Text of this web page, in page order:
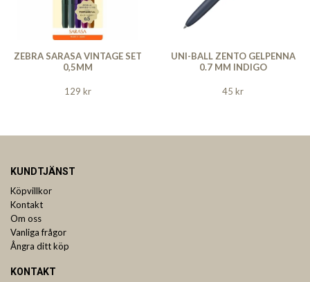
ZEBRA SARASA VINTAGE SET
0,5MM
129 kr
UNI-BALL ZENTO GELPENNA
0.7 MM INDIGO
45 kr
KUNDTJÄNST
Köpvillkor
Kontakt
Om oss
Vanliga frågor
Ångra ditt köp
KONTAKT